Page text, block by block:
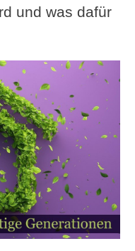
und was dafür